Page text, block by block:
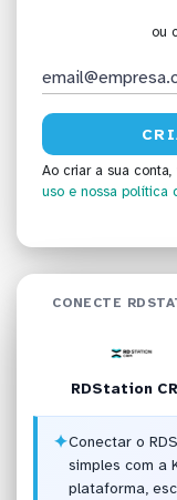
ou
Ao criar a sua
uso e nossa política
CONECTE
RDStation
✦Conectar o
simples com a
plataforma,